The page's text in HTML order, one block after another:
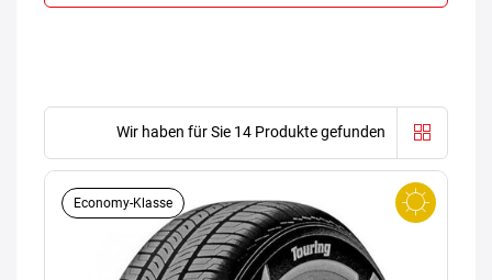
Wir haben für Sie 14 Produkte gefunden
Economy-Klasse